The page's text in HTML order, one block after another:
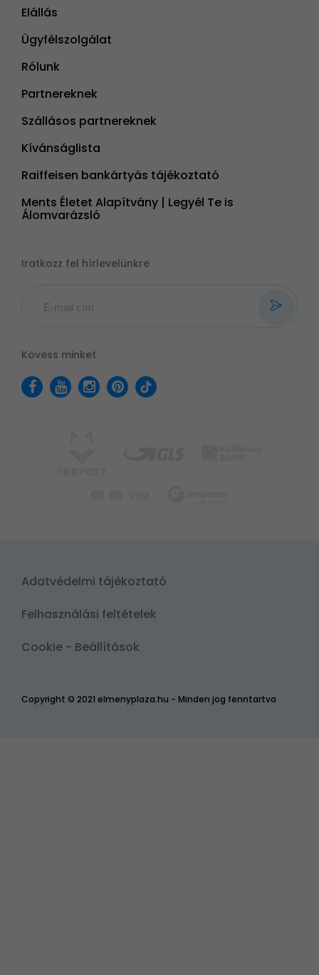
Elállás
Ügyfélszolgálat
Rólunk
Partnereknek
Szállásos partnereknek
Kívánságlista
Raiffeisen bankártyás tájékoztató
Ments Életet Alapítvány | Legyél Te is
Álomvarázsló
Iratkozz fel hírlevelünkre
Kövess minket
Copyright © 2021 elmenyplaza.hu - Minden jog fenntartva
Adatvédelmi tájékoztató
Felhasználási feltételek
Cookie - Beállítások